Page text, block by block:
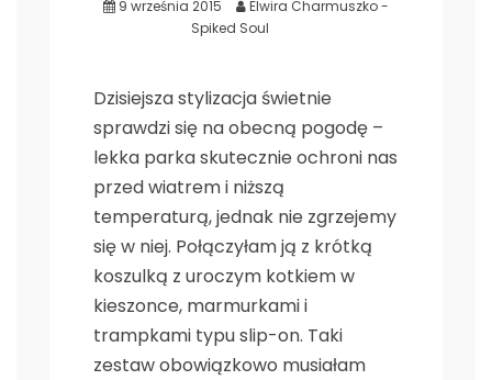
9 września 2015
Elwira Charmuszko -
Spiked Soul
Dzisiejsza stylizacja świetnie
sprawdzi się na obecną pogodę –
lekka parka skutecznie ochroni nas
przed wiatrem i niższą
temperaturą, jednak nie zgrzejemy
się w niej. Połączyłam ją z krótką
koszulką z uroczym kotkiem w
kieszonce, marmurkami i
trampkami typu slip-on. Taki
zestaw obowiązkowo musiałam